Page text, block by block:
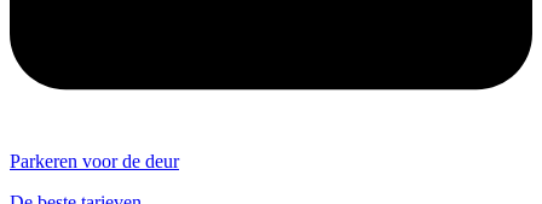
Parkeren voor de deur